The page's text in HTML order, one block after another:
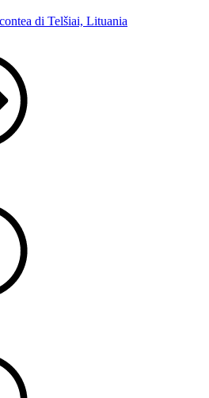
di Telšiai, Lituania